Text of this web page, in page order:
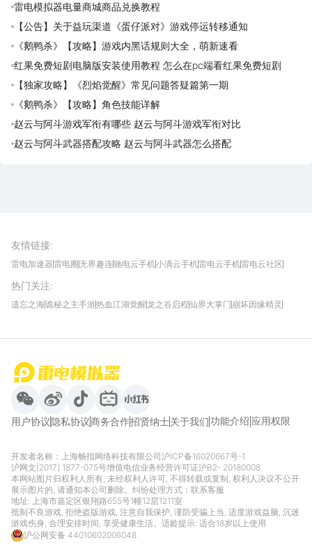
雷电模拟器电量商城商品兑换教程
【公告】关于益玩渠道《蛋仔派对》游戏停运转移通知
《鹅鸭杀》【攻略】游戏内黑话规则大全，萌新速看
红果免费短剧电脑版安装使用教程 怎么在pc端看红果免费短剧
【独家攻略】《烈焰觉醒》常见问题答疑篇第一期
《鹅鸭杀》【攻略】角色技能详解
赵云与阿斗游戏军衔有哪些 赵云与阿斗游戏军衔对比
赵云与阿斗武器搭配攻略 赵云与阿斗武器怎么搭配
友情链接:
雷电加速器雷电圈无界趣连驰电云手机小滴云手机雷电云手机雷电云社区
我爱vr网华军软件园
热门关注:
遗忘之海诡秘之主手游热血江湖觉醒龙之谷启程仙界大掌门 崩坏因缘精灵
用户协议隐私协议商务合作招贤纳士关于我们功能介绍 应用权限
开发者名称：上海畅指网络科技有限公司沪ICP备16020667号-1
沪网文[2017] 1877-075号增值电信业务经营许可证沪B2- 20180008
本网站图片归权利人所有, 未经权利人许可, 不得转载或复制, 权利人决议不公开
展示图片的, 请通知本公司删除。纠纷处理方式： 联系客服
地址: 上海市嘉定区银翔路655号1幢12层1211室
抵制不良游戏, 拒绝盗版游戏, 注意自我保护, 谨防受骗上当, 适度游戏益脑, 沉迷
游戏伤身, 合理安排时间, 享受健康生活。适龄提示: 适合18岁以上使用
沪公网安备 44010602006048
首页
微信
微博 抖音 哔哩哔哩